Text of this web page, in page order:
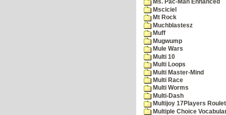
Ms. Pac-Man Enhanced
Msciciel
Mt Rock
Muchblastesz
Muff
Mugwump
Mule Wars
Multi 10
Multi Loops
Multi Master-Mind
Multi Race
Multi Worms
Multi-Dash
Multijoy 17Players
Multiple Choice